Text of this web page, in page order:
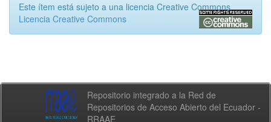
Este ítem está sujeto a una licencia Creative Commons
Licencia Creative Commons
Repositorio integrado a la Red de
Repositorios de Acceso Abierto del Ecuador -
RRAAE